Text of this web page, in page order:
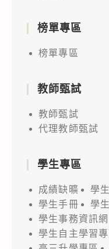
榜單專區
榜單專區
教師甄試
教師甄試
代理教師甄試
學生專區
成績缺曠
學
學生手冊
學
學生事務資訊網
學生自主學習專